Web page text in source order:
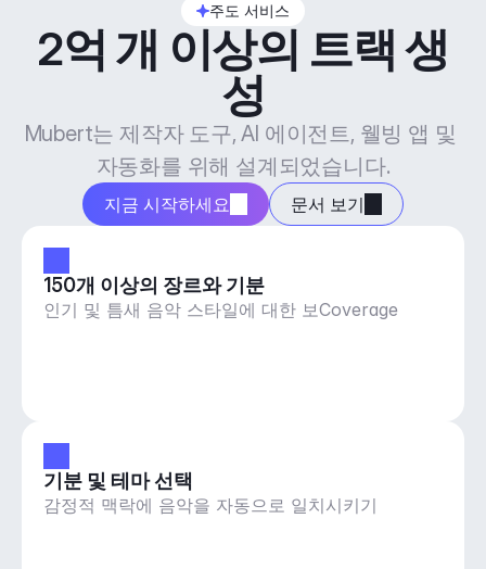
주도 서비스
2억 개 이상의 트랙 생
성
Mubert는 제작자 도구, AI 에이전트, 웰빙 앱 및
자동화를 위해 설계되었습니다.
지금 시작하세요 문서 보기
150개 이상의 장르와 기분
인기 및 틈새 음악 스타일에 대한 보Coverage
기분 및 테마 선택
감정적 맥락에 음악을 자동으로 일치시키기